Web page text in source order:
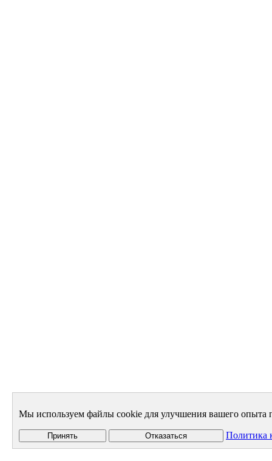
Мы используем файлы cookie для улучшения вашего опыта
Принять Отказаться Политика